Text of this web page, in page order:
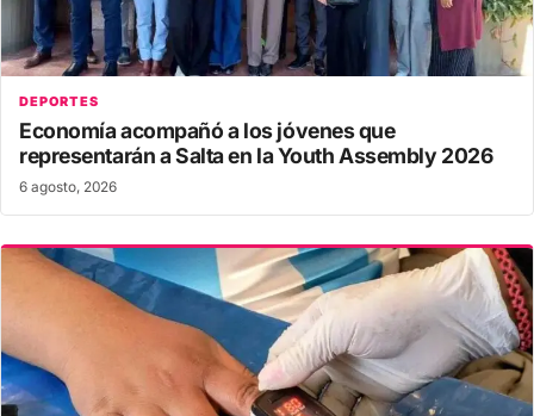
DEPORTES
Economía acompañó a los jóvenes que
representarán a Salta en la Youth Assembly 2026
6 agosto, 2026